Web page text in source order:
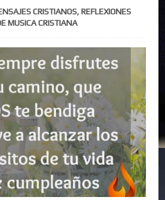
CRISTIANOS, REFLEXIONES
MUSICA CRISTIANA